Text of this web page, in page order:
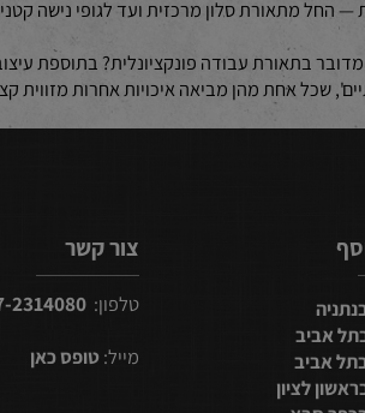
בעוצמה גבוהה מדי — למשל חדר ארונות או
ונעים בלילה? אולי אתם מחפשים משהו